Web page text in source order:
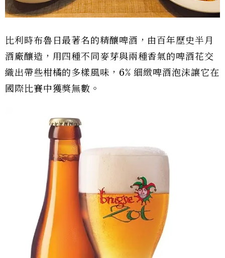
比利時布魯日最著名的精釀啤酒，由百年歷史半月
酒廠釀造，用四種不同麥芽與兩種香氣的啤酒花交
織出帶些柑橘的多樣風味，6% 細緻啤酒泡沫讓它在
國際比賽中獲獎無數。